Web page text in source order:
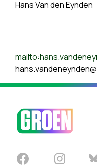
Hans Van den Eynden
mailto: